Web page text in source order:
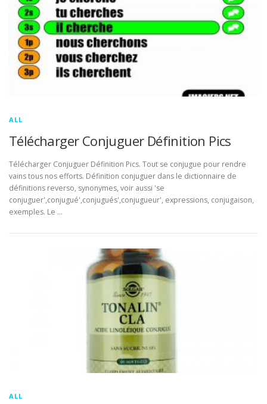
ALL
Télécharger Conjuguer Définition Pics
Télécharger Conjuguer Définition Pics. Tout se conjugue pour rendre
vains tous nos efforts. Définition conjuguer dans le dictionnaire de
définitions reverso, synonymes, voir aussi 'se
conjuguer',conjugué',conjugués',conjugueur', expressions, conjugaison,
exemples. Le …
ALL